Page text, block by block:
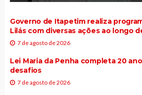
Governo de Itapetim realiza
Lilás com diversas ações ao longo
7 de agosto de 2026
Lei Maria da Penha completa 20
desafios
7 de agosto de 2026